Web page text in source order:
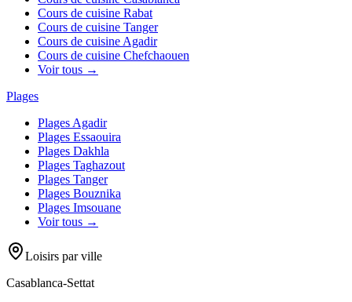
Cours de cuisine Rabat
Cours de cuisine Tanger
Cours de cuisine Agadir
Cours de cuisine Chefchaouen
Voir tous →
Plages
Plages Agadir
Plages Essaouira
Plages Dakhla
Plages Taghazout
Plages Tanger
Plages Bouznika
Plages Imsouane
Voir tous →
Loisirs par ville
Casablanca-Settat